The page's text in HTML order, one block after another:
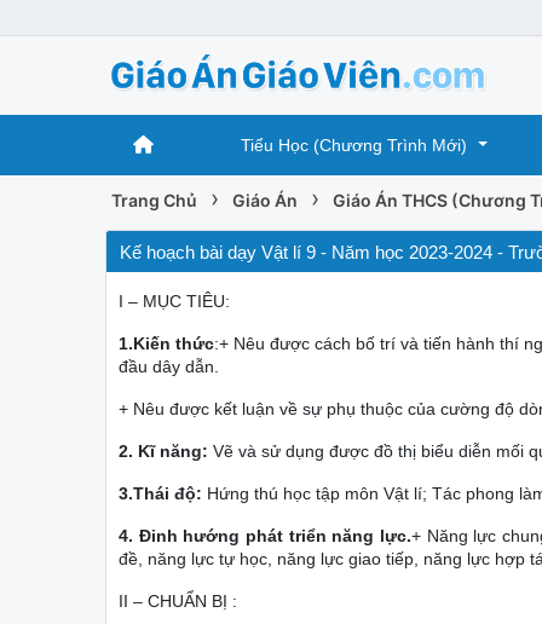
Tiểu Học (Chương Trình Mới)
Trang Chủ › Giáo Án › Giáo Án THCS (Chương
Kế hoạch bài dạy Vật lí 9 - Năm học 2023-2024 -
I – MỤC TIÊU:
1.Kiến thức:+ Nêu được cách bố trí và tiến hành thí
đầu dây dẫn.
+ Nêu được kết luận về sự phụ thuộc của cường độ
2. Kĩ năng: Vẽ và sử dụng được đồ thị biểu diễn mối
3.Thái độ: Hứng thú học tập môn Vật lí; Tác phong
4. Đinh hướng phát triển năng lực.+ Năng lực
đề, năng lực tự học, năng lực giao tiếp, năng lực hợp
II – CHUẨN BỊ :